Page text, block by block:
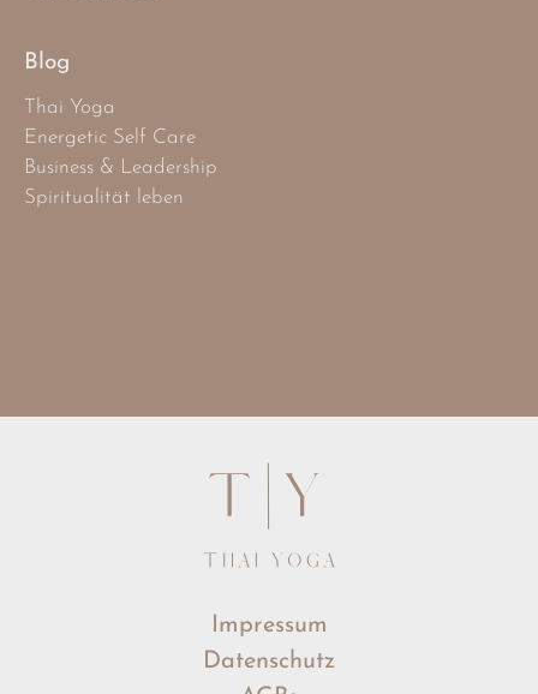
Blog
Thai Yoga
Energetic Self Care
Business & Leadership
Spiritualität leben
Impressum
Datenschutz